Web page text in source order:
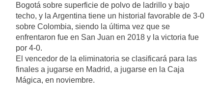
Bogotá sobre superficie de polvo de ladrillo y bajo
techo, y la Argentina tiene un historial favorable de 3-0
sobre Colombia, siendo la última vez que se
enfrentaron fue en San Juan en 2018 y la victoria fue
por 4-0.
El vencedor de la eliminatoria se clasificará para las
finales a jugarse en Madrid, a jugarse en la Caja
Mágica, en noviembre.